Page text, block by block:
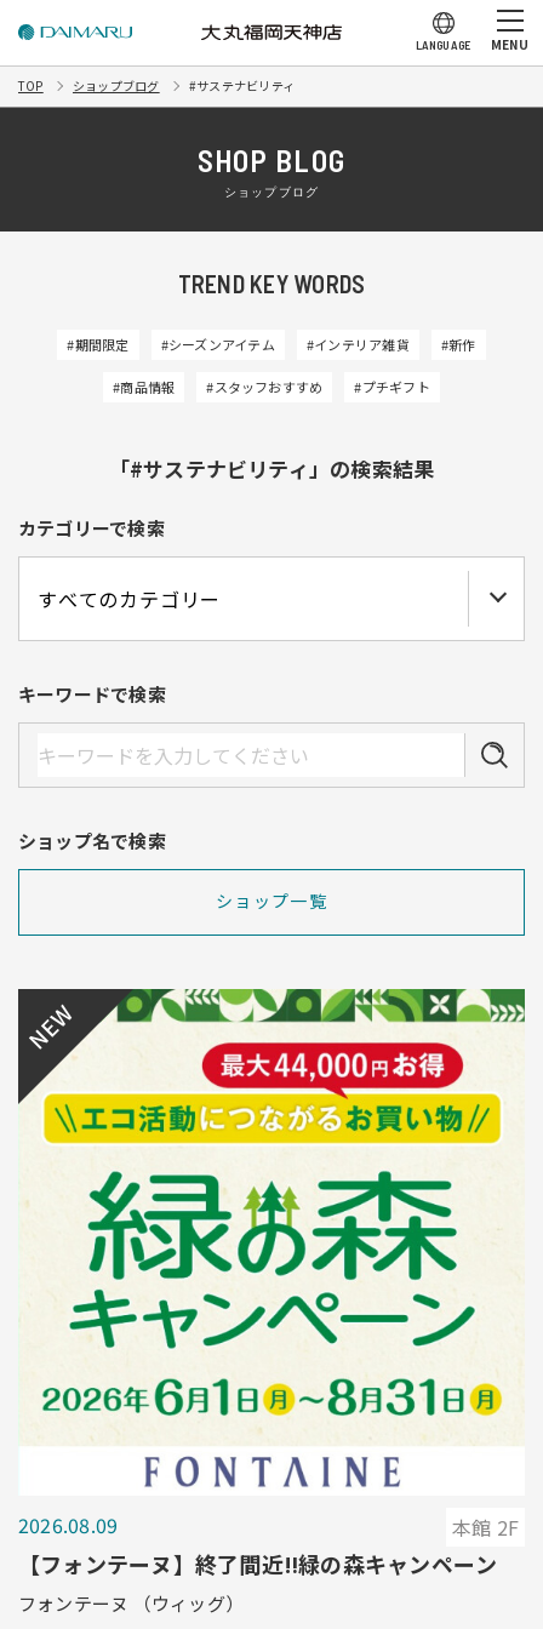
LANGUAGE MENU
TOP ショップブログ #サステナビリティ
SHOP BLOG
ショップブログ
TREND KEY WORDS
#期間限定 #シーズンアイテム #インテリア雑貨 #新作
#商品情報 #スタッフおすすめ #プチギフト
「#サステナビリティ」の検索結果
カテゴリーで検索
キーワードで検索
ショップ名で検索
ショップ一覧
NEW
2026.08.09 本館 2F
【フォンテーヌ】終了間近‼緑の森キャンペーン
フォンテーヌ （ウィッグ）